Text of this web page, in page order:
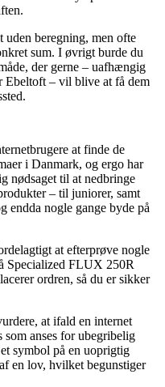
beregning, men ofte
sum. I øvrigt burde du
der gerne – uafhængig
– vil blive at få dem
at finde de
i Danmark, og ergo har
nødsaget til at nedbringe
– til juniorer, samt
endda nogle gange byde på
at efterprøve nogle
Specialized FLUX 250R
ordren, så du er sikker
at ifald en internet
anses for ubegribelig
symbol på en uoprigtig
en lov, hvilket begunstiger